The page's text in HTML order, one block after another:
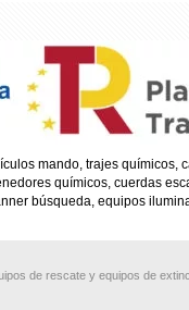
mando, trajes
químicos, cuerdas
búsqueda, equipos
de rescate y equipos de